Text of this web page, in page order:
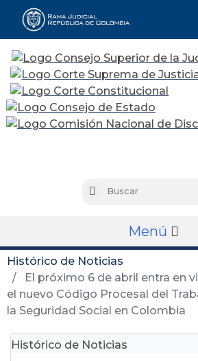
Buscar
Menú
Histórico de Noticias
El próximo 6 de abril entra en
el nuevo Código Procesal del
la Seguridad Social en Colombia
Histórico de Noticias